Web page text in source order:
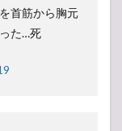
首筋から胸元
た…死